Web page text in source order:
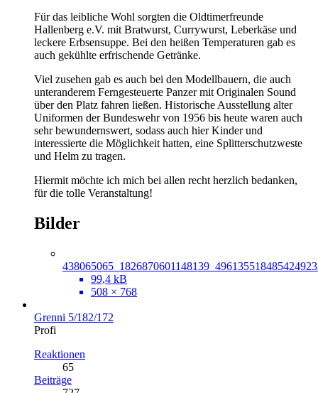
Für das leibliche Wohl sorgten die Oldtimerfreunde
Hallenberg e.V. mit Bratwurst, Currywurst, Leberkäse und
leckere Erbsensuppe. Bei den heißen Temperaturen gab es
auch gekühlte erfrischende Getränke.
Viel zusehen gab es auch bei den Modellbauern, die auch
unteranderem Ferngesteuerte Panzer mit Originalen Sound
über den Platz fahren ließen. Historische Ausstellung alter
Uniformen der Bundeswehr von 1956 bis heute waren auch
sehr bewundernswert, sodass auch hier Kinder und
interessierte die Möglichkeit hatten, eine Splitterschutzweste
und Helm zu tragen.
Hiermit möchte ich mich bei allen recht herzlich bedanken,
für die tolle Veranstaltung!
Bilder
99,4 kB
508 × 768
Grenni 5/182/172
Profi
Reaktionen
65
Beiträge